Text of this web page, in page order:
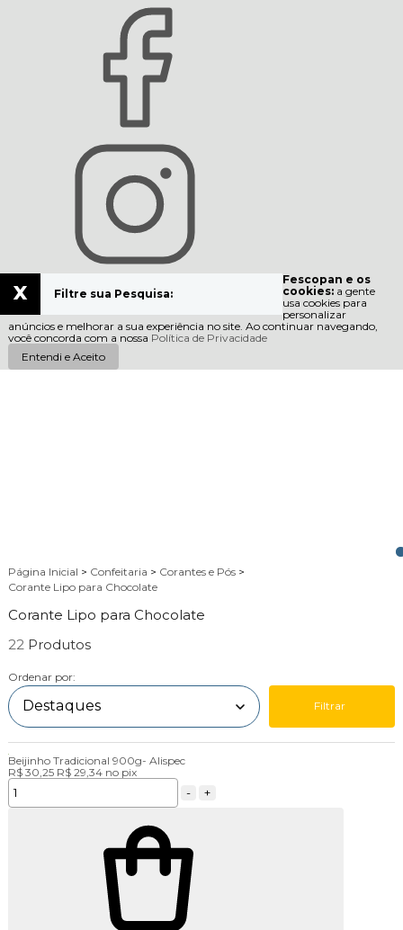
x Filtre sua Pesquisa:
Fescopan e os
cookies:a gente
usa cookies para
personalizar
anúncios e melhorar a sua experiência no site. Ao continuar navegando,
você concorda com a nossa Política de Privacidade
Entendi e Aceito
Página Inicial > Confeitaria > Corantes e Pós >
Corante Lipo para Chocolate
Corante Lipo para Chocolate
22
Ordenar por:
Filtrar
Beijinho Tradicional 900g- Alispec
R$ 30,25 R$ 29,34 no pix
- +